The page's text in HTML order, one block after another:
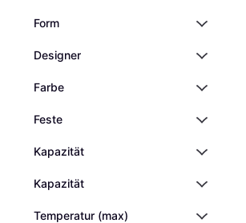
Form
Designer
Farbe
Feste
Kapazität
Kapazität
Temperatur (max)